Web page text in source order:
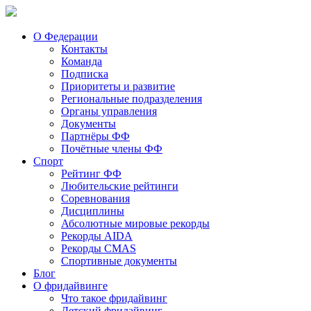
О Федерации
Контакты
Команда
Подписка
Приоритеты и развитие
Региональные подразделения
Органы управления
Документы
Партнёры ФФ
Почётные члены ФФ
Спорт
Рейтинг ФФ
Любительские рейтинги
Соревнования
Дисциплины
Абсолютные мировые рекорды
Рекорды AIDA
Рекорды CMAS
Спортивные документы
Блог
О фридайвинге
Что такое фридайвинг